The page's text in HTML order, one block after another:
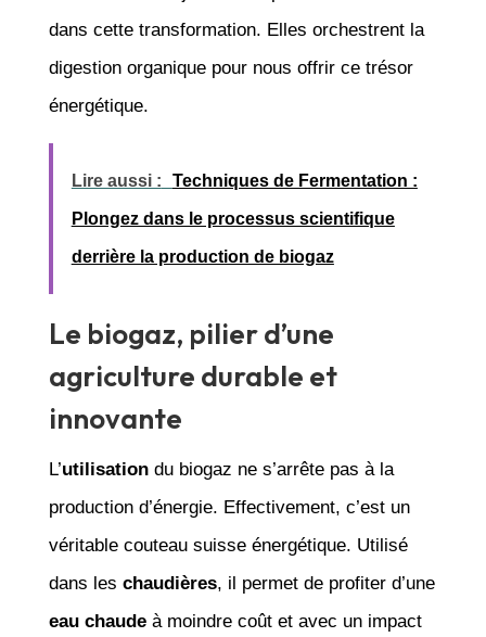
dans cette transformation. Elles orchestrent la
digestion organique pour nous offrir ce trésor
énergétique.
Lire aussi : Techniques de Fermentation :
Plongez dans le processus scientifique
derrière la production de biogaz
Le biogaz, pilier d’une
agriculture durable et
innovante
L’utilisationdu biogaz ne s’arrête pas à la
production d’énergie. Effectivement, c’est un
véritable couteau suisse énergétique. Utilisé
dans les chaudières, il permet de profiter d’une
eau chaudeà moindre coût et avec un impact